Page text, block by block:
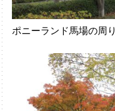
ポニーランド馬場の周り